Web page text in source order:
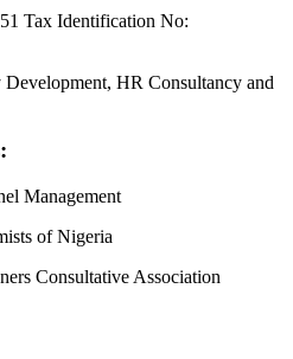
Tax Identification No:
Development, HR Consultancy and
Management
of Nigeria
Consultative Association